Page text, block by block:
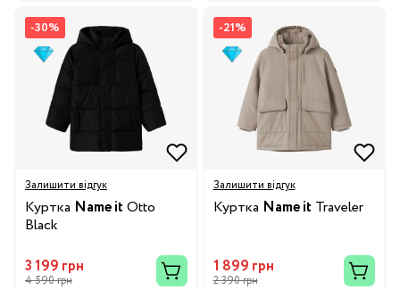
-30%
Залишити відгук
Куртка Name it Otto
Black
3 199 грн
4 590 грн
-21%
Залишити відгук
Куртка Name it Traveler
1 899 грн
2 390 грн